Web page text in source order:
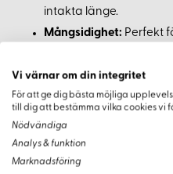
intakta länge.
Mångsidighet: Perfekt
Dekorativa Möjligheter:
projekt och eleganta
Vi värnar om din integritet
För att ge dig bästa möjliga
till dig att bestämma vilka cookies vi
Nödvändiga
Analys & funktion
Marknadsföring